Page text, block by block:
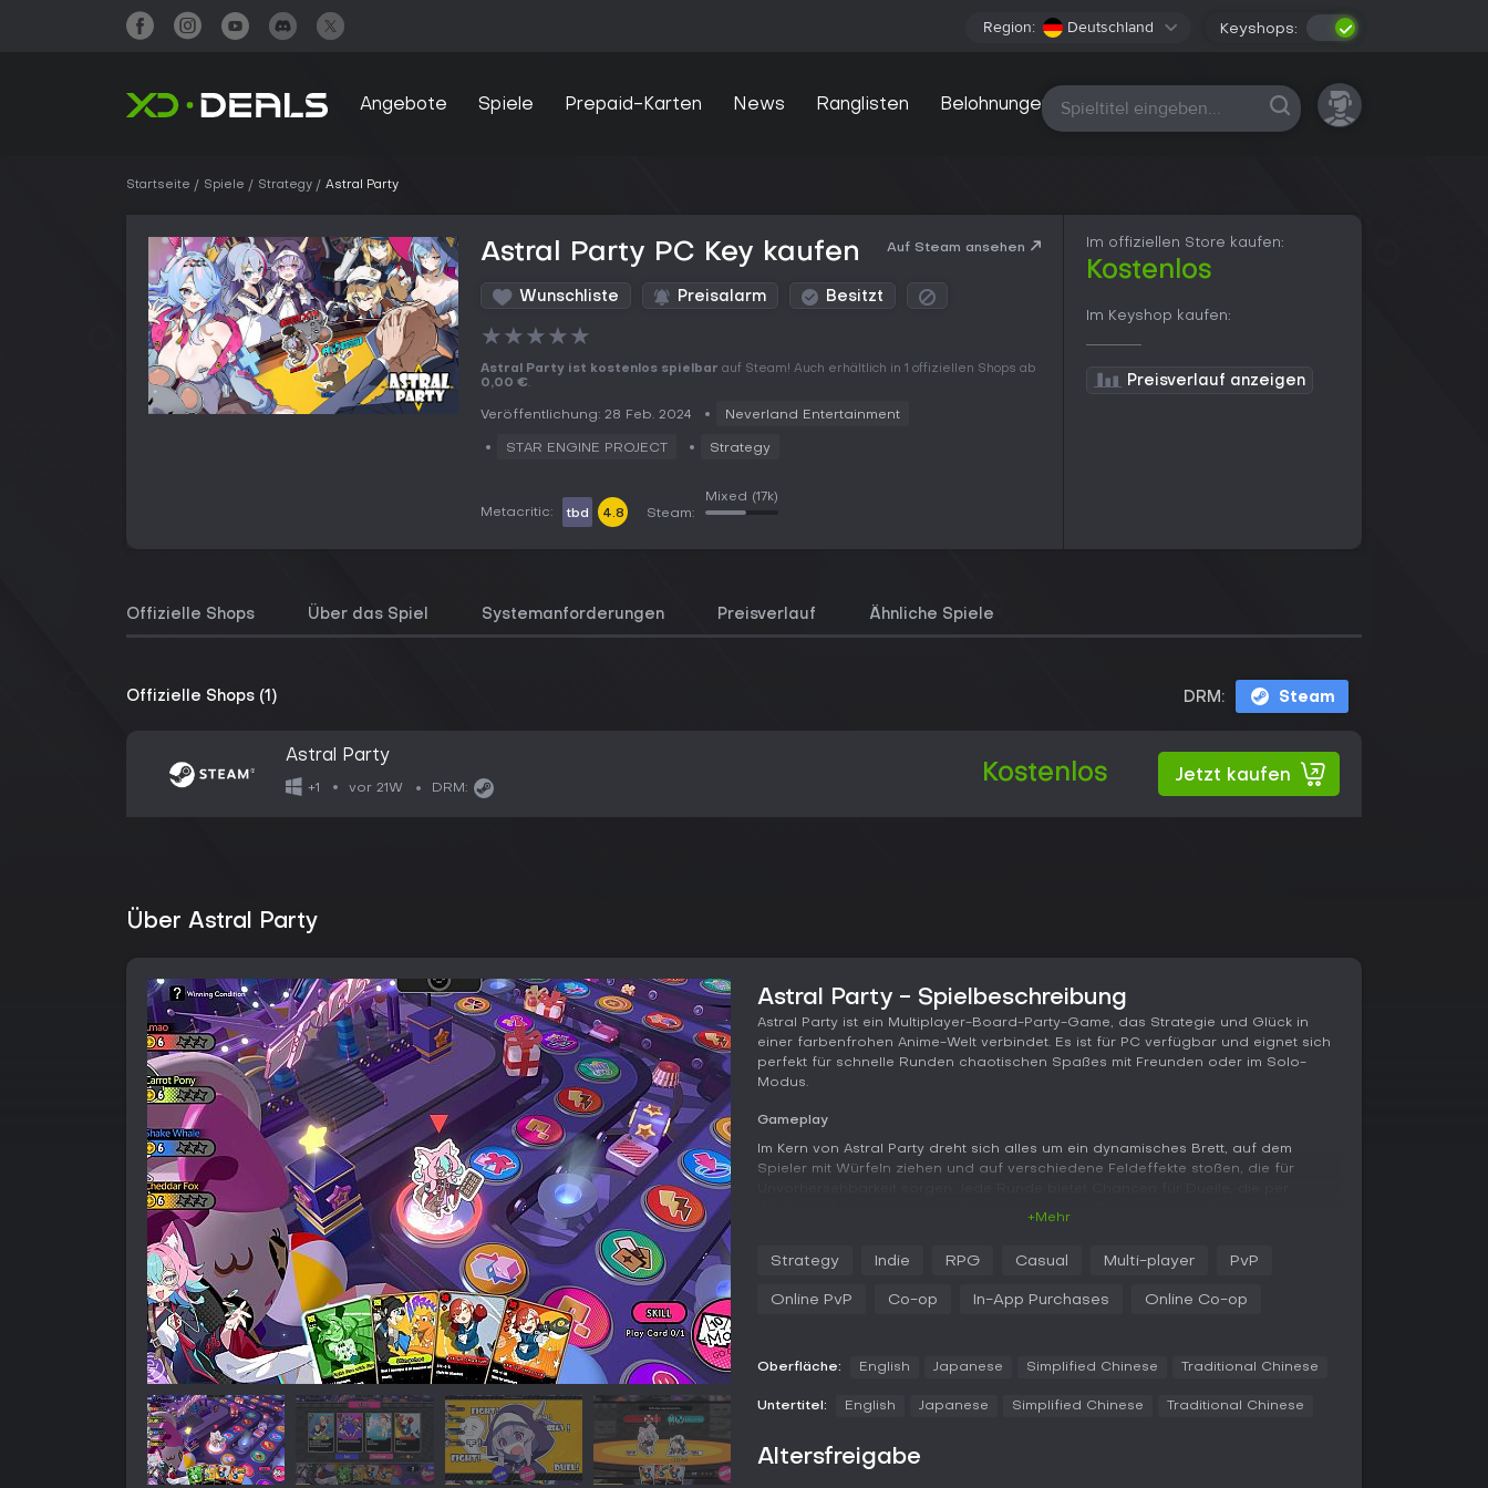
Region: Deutschland Keyshops:
Angebote Spiele Prepaid-Karten News Ranglisten Belohnungen Alle Plattformen
Startseite Spiele Strategy Astral Party
Astral Party PC Key kaufen Auf Steam ansehen
Wunschliste Preisalarm Besitzt
★★★★★
Astral Party ist kostenlos spielbar auf Steam! Auch erhältlich in 1 offiziellen Shops ab
0,00 €.
Veröffentlichung: 28 Feb. 2024 Neverland Entertainment
STAR ENGINE PROJECT Strategy
Metacritic: tbd 4.8 Steam:
Mixed (17k)
Im offiziellen Store kaufen:
Kostenlos
Im Keyshop kaufen:
Preisverlauf anzeigen
Offizielle Shops Über das Spiel Systemanforderungen Preisverlauf Ähnliche Spiele
Offizielle Shops (1) DRM: Steam
Astral Party
+1 vor 21W DRM:
Kostenlos Jetzt kaufen
Über Astral Party
Astral Party - Spielbeschreibung
Astral Party ist ein Multiplayer-Board-Party-Game, das Strategie und Glück in
einer farbenfrohen Anime-Welt verbindet. Es ist für PC verfügbar und eignet sich
perfekt für schnelle Runden chaotischen Spaßes mit Freunden oder im Solo-
Modus.
Gameplay
Im Kern von Astral Party dreht sich alles um ein dynamisches Brett, auf dem
Spieler mit Würfeln ziehen und auf verschiedene Feldeffekte stoßen, die für
Monster auf, die Risiken wie Münzenklau oder direkte Attacken bringen, und
besiegt ihr ihn, gibt's potenziell Belohnungen.
Erster Stufe drei zu erreichen. Dieser Mix aus Strategie und Zufall macht smarte
Ausschlag geben können.
Astral Party bietet Online-Multiplayer für bis zu vier Spieler, was zu heftigen
+Mehr
Strategy Indie RPG Casual Multi-player PvP
Online PvP Co-op In-App Purchases Online Co-op
Oberfläche: English Japanese Simplified Chinese Traditional Chinese
Untertitel: English Japanese Simplified Chinese Traditional Chinese
Altersfreigabe